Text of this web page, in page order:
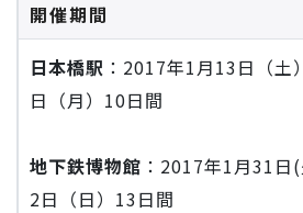
開催期間
日本橋駅 ：2017年1月13日（
日（月）10日間
地下鉄博物館 ：2017年1月31
2日（日）13日間